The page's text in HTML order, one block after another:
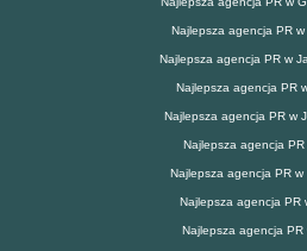
Najlepsza agencja PR
Najlepsza agencja PR w
Najlepsza agencja PR
Najlepsza agencja PR w
Najlepsza agencja PR
Najlepsza agencja PR w
Najlepsza agencja PR
Najlepsza agencja PR